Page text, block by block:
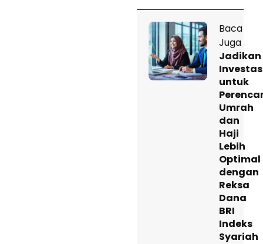
Baca
Juga
Jadikan
untuk
Umrah
dan
Haji
Lebih
Optimal
dengan
Reksa
Dana
BRI
Indeks
Syariah